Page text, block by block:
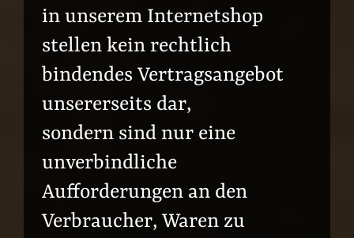
in unserem Internetshop
stellen kein rechtlich
bindendes Vertragsangebot
unsererseits dar,
sondern sind nur eine
unverbindliche
Aufforderungen an den
Verbraucher, Waren zu